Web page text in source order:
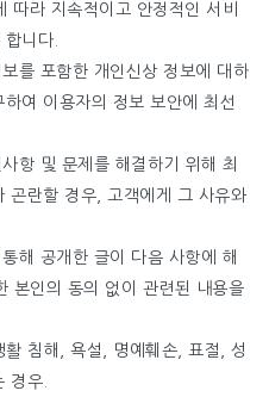
따라 지속적이고 안정적인 서비
니다.
를 포함한 개인신상 정보에 대하
여 이용자의 정보 보안에 최선
항 및 문제를 해결하기 위해 최
곤란할 경우, 고객에게 그 사유와
해 공개한 글이 다음 사항에 해
본인의 동의 없이 관련된 내용을
침해, 욕설, 명예훼손, 표절, 성
경우.